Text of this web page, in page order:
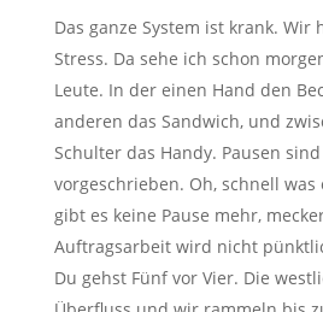
Das ganze System ist krank. Wir
Stress. Da sehe ich schon
Leute. In der einen Hand den
anderen das Sandwich, und
Schulter das Handy. Pausen
vorgeschrieben. Oh, schnell
gibt es keine Pause mehr,
Auftragsarbeit wird nicht
Du gehst Fünf vor Vier. Die